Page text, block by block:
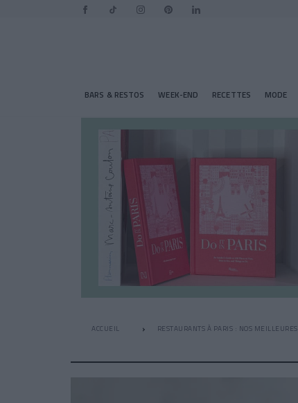
BARS & RESTOS WEEK-END RECETTES MODE
ACCUEIL RESTAURANTS À PARIS : NOS